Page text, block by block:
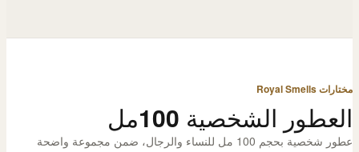
مختارات Royal Smells
العطور الشخصية 100مل
عطور شخصية بحجم 100 مل للنساء والرجال، ضمن مجموعة واضحة